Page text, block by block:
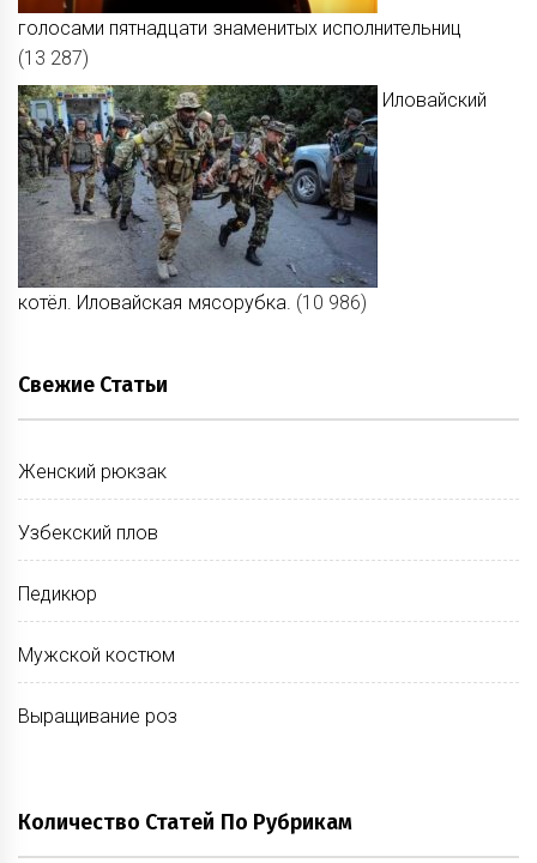
голосами пятнадцати знаменитых исполнительниц
(13 287)
Иловайский
котёл. Иловайская мясорубка. (10 986)
Свежие Статьи
Женский рюкзак
Узбекский плов
Педикюр
Мужской костюм
Выращивание роз
Количество Статей По Рубрикам